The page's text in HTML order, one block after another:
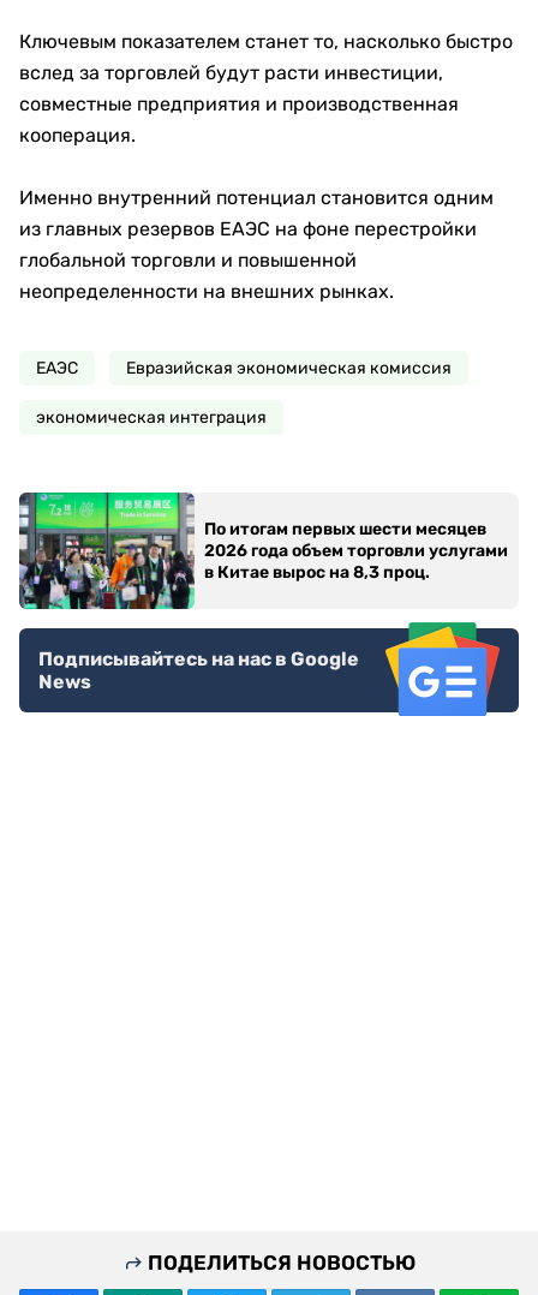
Ключевым показателем станет то, насколько быстро
вслед за торговлей будут расти инвестиции,
совместные предприятия и производственная
кооперация.
Именно внутренний потенциал становится одним
из главных резервов ЕАЭС на фоне перестройки
глобальной торговли и повышенной
неопределенности на внешних рынках.
ЕАЭС Евразийская экономическая комиссия
экономическая интеграция
По итогам первых шести месяцев
2026 года объем торговли услугами
в Китае вырос на 8,3 проц.
Подписывайтесь на нас в Google
News
ПОДЕЛИТЬСЯ НОВОСТЬЮ